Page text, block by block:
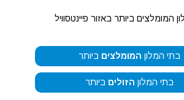
המומלצים ביותר באזור פיינטסוויל
בתי המלון המומלצים ביותר
בתי המלון הזולים ביותר